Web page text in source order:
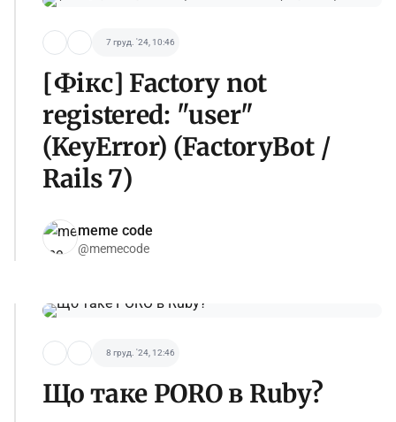
7 груд. '24, 10:46
[Фікс] Factory not
registered: "user"
(KeyError) (FactoryBot /
Rails 7)
meme code
@memecode
8 груд. '24, 12:46
Що таке PORO в Ruby?